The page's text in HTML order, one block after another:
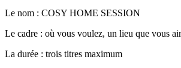
Le nom : COSY HOME SESSION
Le cadre : où vous voulez, un lieu que vous
La durée : trois titres maximum